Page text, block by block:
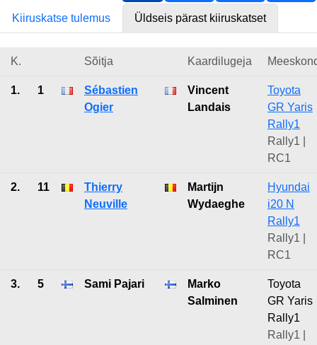
Kiiruskatse tulemus Üldseis pärast kiiruskatset
K. Sõitja Kaardilugeja
1. 1
Sébastien
Ogier
Vincent
Landais
Toyota
GR Yaris
Rally1
Rally1 |
RC1
2. 11
Thierry
Neuville
Martijn
Wydaeghe
Hyundai
i20 N
Rally1
Rally1 |
RC1
3. 5 Sami Pajari
Marko
Salminen
Toyota
GR Yaris
Rally1
Rally1 |